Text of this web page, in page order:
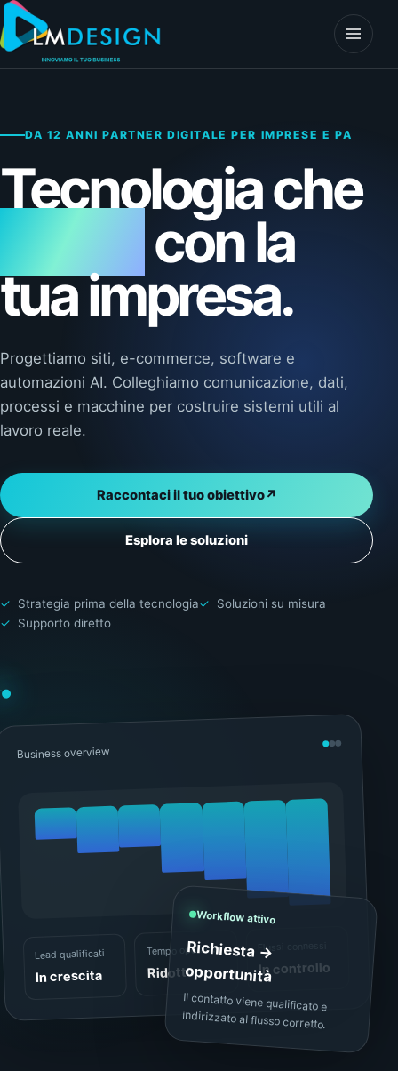
Vai al contenuto
Apri il
DA 12 ANNI PARTNER DIGITALE PER IMPRESE E PA
Tecnologia che
lavora con la
tua impresa.
Progettiamo siti, e-commerce, software e
automazioni AI. Colleghiamo comunicazione, dati,
processi e macchine per costruire sistemi utili al
lavoro reale.
Raccontaci il tuo obiettivo↗
Esplora le soluzioni
Strategia prima della tecnologia
Soluzioni su misura
Supporto diretto
Business overview
Lead qualificati
In crescita
Tempo operativo
Ridotto
Flussi connessi
In controllo
Workflow attivo
Richiesta →
opportunità
Il contatto viene qualificato e
indirizzato al flusso corretto.